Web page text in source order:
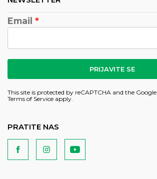
Email
PRIJAVITE SE
This site is protected by reCAPTCHA and the Google
Terms of Service apply.
PRATITE NAS